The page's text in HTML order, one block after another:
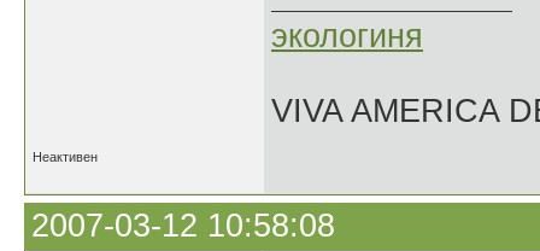
экологиня
VIVA AMERICA
Неактивен
2007-03-12 10:58:08